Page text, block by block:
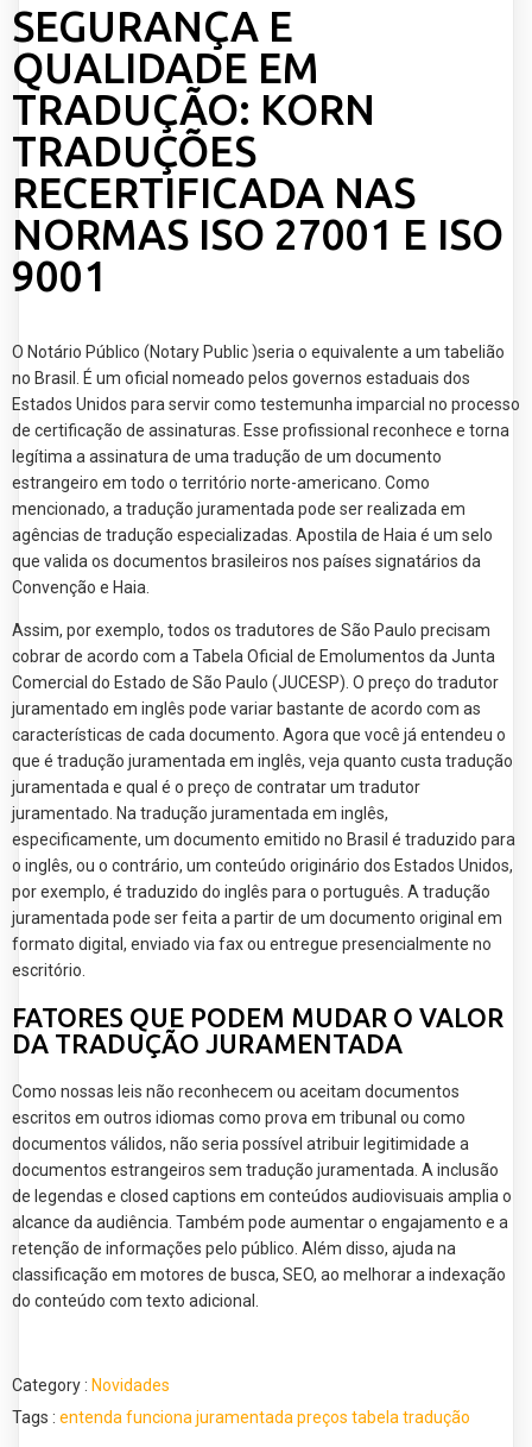
SEGURANÇA E
QUALIDADE EM
TRADUÇÃO: KORN
TRADUÇÕES
RECERTIFICADA NAS
NORMAS ISO 27001 E ISO
9001
O Notário Público (Notary Public )seria o equivalente a um tabelião
no Brasil. É um oficial nomeado pelos governos estaduais dos
Estados Unidos para servir como testemunha imparcial no processo
de certificação de assinaturas. Esse profissional reconhece e torna
legítima a assinatura de uma tradução de um documento
estrangeiro em todo o território norte-americano. Como
mencionado, a tradução juramentada pode ser realizada em
agências de tradução especializadas. Apostila de Haia é um selo
que valida os documentos brasileiros nos países signatários da
Convenção e Haia.
Assim, por exemplo, todos os tradutores de São Paulo precisam
cobrar de acordo com a Tabela Oficial de Emolumentos da Junta
Comercial do Estado de São Paulo (JUCESP). O preço do tradutor
juramentado em inglês pode variar bastante de acordo com as
características de cada documento. Agora que você já entendeu o
que é tradução juramentada em inglês, veja quanto custa tradução
juramentada e qual é o preço de contratar um tradutor
juramentado. Na tradução juramentada em inglês,
especificamente, um documento emitido no Brasil é traduzido para
o inglês, ou o contrário, um conteúdo originário dos Estados Unidos,
por exemplo, é traduzido do inglês para o português. A tradução
juramentada pode ser feita a partir de um documento original em
formato digital, enviado via fax ou entregue presencialmente no
escritório.
FATORES QUE PODEM MUDAR O VALOR
DA TRADUÇÃO JURAMENTADA
Como nossas leis não reconhecem ou aceitam documentos
escritos em outros idiomas como prova em tribunal ou como
documentos válidos, não seria possível atribuir legitimidade a
documentos estrangeiros sem tradução juramentada. A inclusão
de legendas e closed captions em conteúdos audiovisuais amplia o
alcance da audiência. Também pode aumentar o engajamento e a
retenção de informações pelo público. Além disso, ajuda na
classificação em motores de busca, SEO, ao melhorar a indexação
do conteúdo com texto adicional.
Category : Novidades
Tags : entendafuncionajuramentadapreços tabelatradução